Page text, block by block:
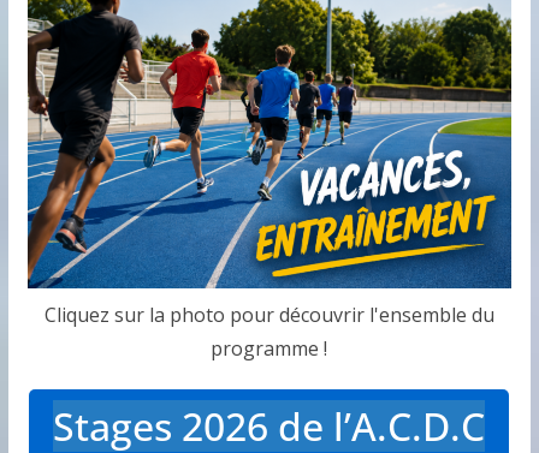
Cliquez sur la photo pour découvrir l'ensemble du
programme !
Stages 2026 de l’A.C.D.C